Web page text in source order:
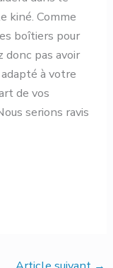
kiné. Comme
boîtiers pour
donc pas avoir
à votre
de vos
serions ravis